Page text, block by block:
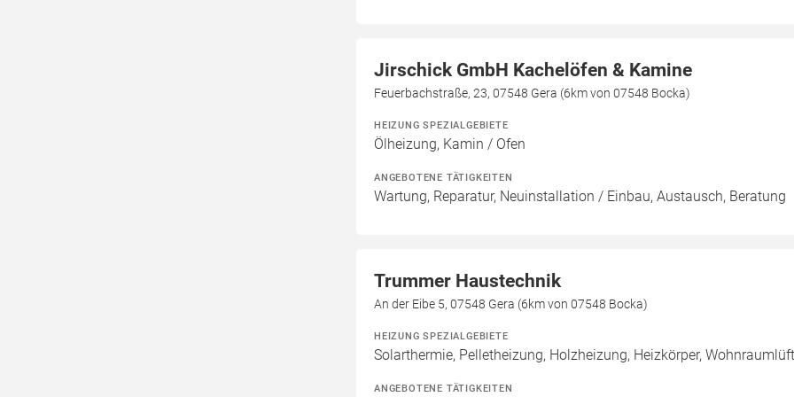
Jirschick GmbH Kachelöfen & Kamine
Feuerbachstraße, 23, 07548 Gera (6km von 07548 Bocka)
HEIZUNG SPEZIALGEBIETE
Ölheizung, Kamin / Ofen
ANGEBOTENE TÄTIGKEITEN
Wartung, Reparatur, Neuinstallation / Einbau, Austausch, Beratung
Trummer Haustechnik
An der Eibe 5, 07548 Gera (6km von 07548 Bocka)
HEIZUNG SPEZIALGEBIETE
Solarthermie, Pelletheizung, Holzheizung, Heizkörper,
ANGEBOTENE TÄTIGKEITEN